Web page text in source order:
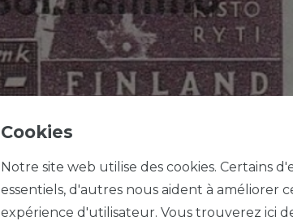
Cookies
Notre site web utilise des cookies. Certains
essentiels, d'autres nous aident à améliorer
expérience d'utilisateur. Vous trouverez ici